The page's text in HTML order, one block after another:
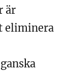
är
eliminera